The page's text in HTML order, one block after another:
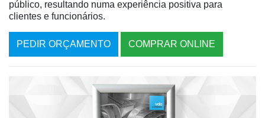
público, resultando numa experiência positiva para
clientes e funcionários.
PEDIR ORÇAMENTO COMPRAR ONLINE